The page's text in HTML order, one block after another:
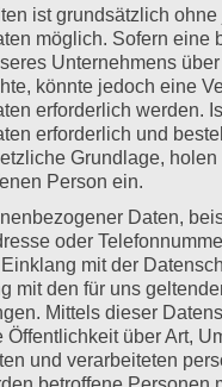
und damit
bereits
über einen
werden. Dies
Person
dem genutzten
Umständen
ist grundsätzlich
möglich. Sofern eine
Unternehmens
könnte jedoch eine
erforderlich werden.
erforderlich und
Grundlage,
Person ein.
Daten,
oder
mit der
mit den für uns
Mittels dieser
Öffentlichkeit über Art,
und verarbeiteten